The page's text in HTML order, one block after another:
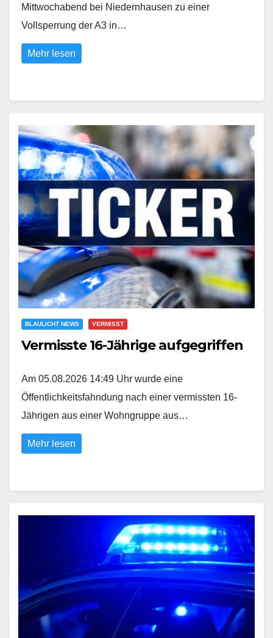
Mittwochabend bei Niedernhausen zu einer
Vollsperrung der A3 in…
Mehr lesen
BLAULICHT NEWS VERMISST
Vermisste 16-Jährige aufgegriffen
Am 05.08.2026 14:49 Uhr wurde eine
Öffentlichkeitsfahndung nach einer vermissten 16-
Jährigen aus einer Wohngruppe aus…
Mehr lesen